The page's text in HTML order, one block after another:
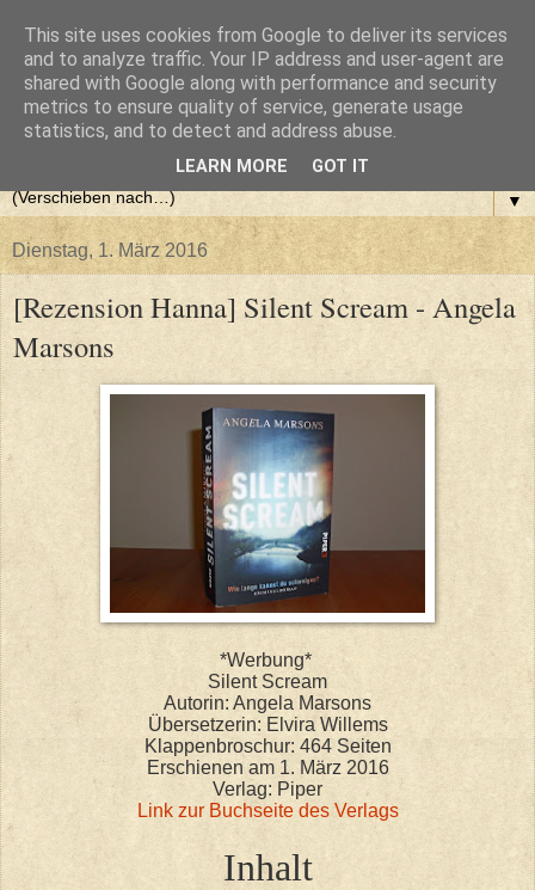
▼
Dienstag, 1. März 2016
[Rezension Hanna] Silent Scream - Angela
Marsons
*Werbung*
Silent Scream
Autorin: Angela Marsons
Übersetzerin: Elvira Willems
Klappenbroschur: 464 Seiten
Erschienen am 1. März 2016
Verlag: Piper
Link zur Buchseite des Verlags
Inhalt
This site uses cookies from Google to deliver its services
and to analyze traffic. Your IP address and user-agent are
shared with Google along with performance and security
metrics to ensure quality of service, generate usage
statistics, and to detect and address abuse.
LEARN MORE GOT IT